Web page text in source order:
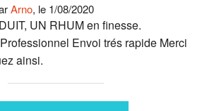
Arno, le 1/08/2020
UN RHUM en finesse.
Envoi trés rapide Merci
ainsi.